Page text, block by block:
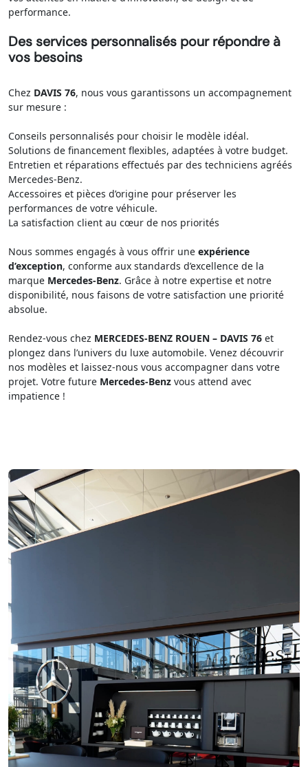
performance.
Des services personnalisés pour répondre à
vos besoins
Chez DAVIS 76, nous vous garantissons un accompagnement
sur mesure :
Conseils personnalisés pour choisir le modèle idéal.
Solutions de financement flexibles, adaptées à votre budget.
Entretien et réparations effectués par des techniciens agréés
Mercedes-Benz.
Accessoires et pièces d’origine pour préserver les
performances de votre véhicule.
La satisfaction client au cœur de nos priorités
Nous sommes engagés à vous offrir une expérience
d’exception, conforme aux standards d’excellence de la
marque Mercedes-Benz. Grâce à notre expertise et notre
disponibilité, nous faisons de votre satisfaction une priorité
absolue.
Rendez-vous chez MERCEDES-BENZ ROUEN – DAVIS 76 et
plongez dans l’univers du luxe automobile. Venez découvrir
nos modèles et laissez-nous vous accompagner dans votre
projet. Votre future Mercedes-Benz vous attend avec
impatience !